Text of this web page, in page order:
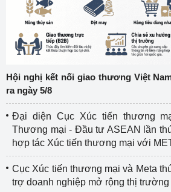
Hội nghị kết nối giao thương Việt
ra ngày 5/8
Đại diện Cục Xúc tiến thương
Thương mại - Đầu tư ASEAN lần
hợp tác Xúc tiến thương mại với
Cục Xúc tiến thương mại và Meta
trợ doanh nghiệp mở rộng thị trường